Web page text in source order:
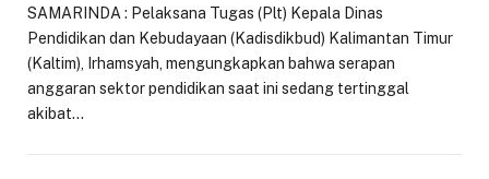
SAMARINDA : Pelaksana Tugas (Plt) Kepala Dinas
Pendidikan dan Kebudayaan (Kadisdikbud) Kalimantan Timur
(Kaltim), Irhamsyah, mengungkapkan bahwa serapan
anggaran sektor pendidikan saat ini sedang tertinggal
akibat…